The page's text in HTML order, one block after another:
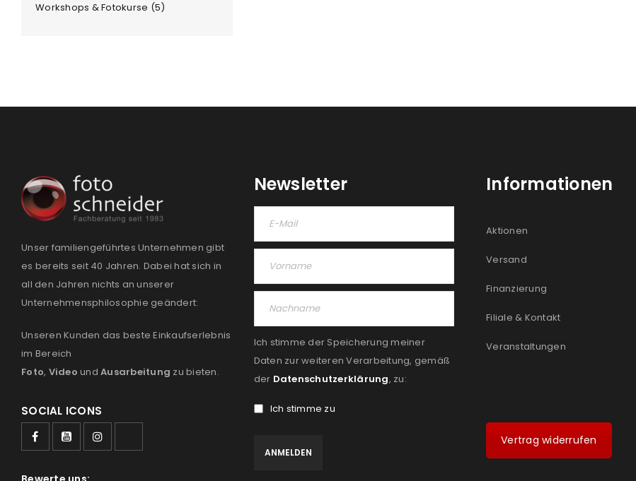
Datenschutzerklärung. *
Workshops & Fotokurse (5)
Unser familiengeführtes Unternehmen gibt
es bereits seit 40 Jahren. Dabei hat sich in
all den Jahren nichts an unserer
Unternehmensphilosophie geändert:
Unseren Kunden das beste Einkaufserlebnis
im Bereich
Foto, Video und Ausarbeitung zu bieten.
SOCIAL ICONS
Newsletter
Ich stimme der Speicherung meiner
Daten zur weiteren Verarbeitung, gemäß
der Datenschutzerklärung, zu:
Ich stimme zu
Informationen
Aktionen
Versand
Finanzierung
Filiale & Kontakt
Veranstaltungen
Vertrag widerrufen